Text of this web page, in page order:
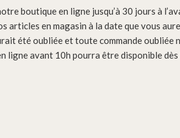
boutique en ligne jusqu’à 30 jours à
en magasin à la date que vous
été oubliée et toute commande oubliée
ligne avant 10h pourra être disponible